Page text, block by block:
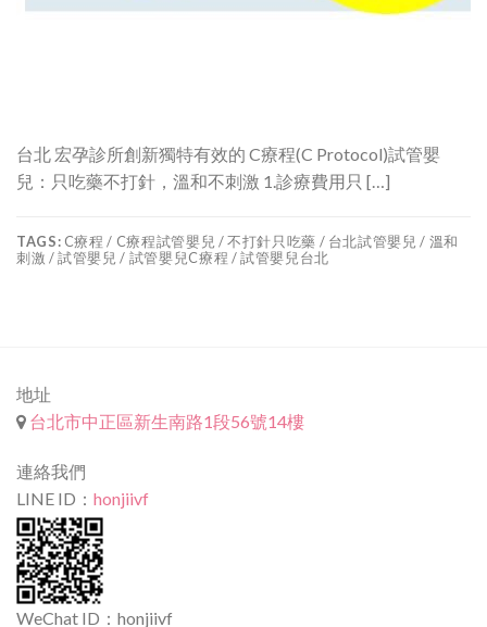
台北 宏孕診所創新獨特有效的 C療程(C Protocol)試管嬰
兒：只吃藥不打針，溫和不刺激 1.診療費用只 […]
TAGS: C療程 / C療程試管嬰兒 / 不打針只吃藥 / 台北試管嬰兒 / 溫和
刺激 / 試管嬰兒 / 試管嬰兒C療程 / 試管嬰兒台北
地址
台北市中正區新生南路1段56號14樓
連絡我們
LINE ID： honjiivf
WeChat ID：honjiivf